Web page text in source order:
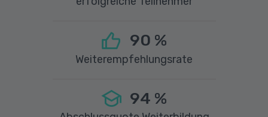
90 %
Weiterempfehlungsrate
94 %